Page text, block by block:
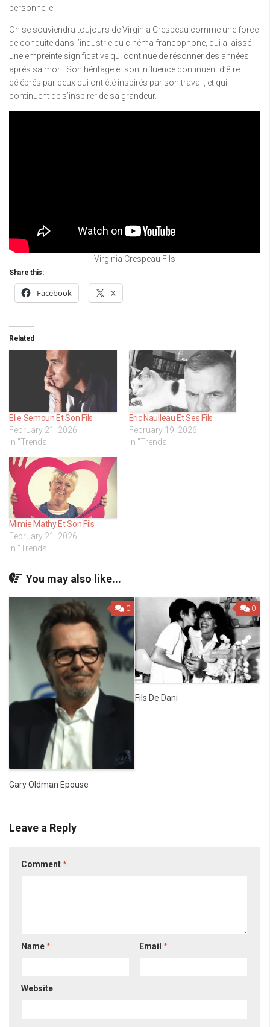
personnelle.
On se souviendra toujours de Virginia Crespeau comme une force
de conduite dans l’industrie du cinéma francophone, qui a laissé
une empreinte significative qui continue de résonner des années
après sa mort. Son héritage et son influence continuent d’être
célébrés par ceux qui ont été inspirés par son travail, et qui
continuent de s’inspirer de sa grandeur.
Virginia Crespeau Fils
Share this:
Facebook X
Related
Elie Semoun Et Son Fils
February 21, 2026
In "Trends"
Eric Naulleau Et Ses Fils
February 19, 2026
In "Trends"
Mimie Mathy Et Son Fils
February 21, 2026
In "Trends"
You may also like...
0
Gary Oldman Epouse
0
Fils De Dani
Leave a Reply
Comment*
Name* Email*
Website